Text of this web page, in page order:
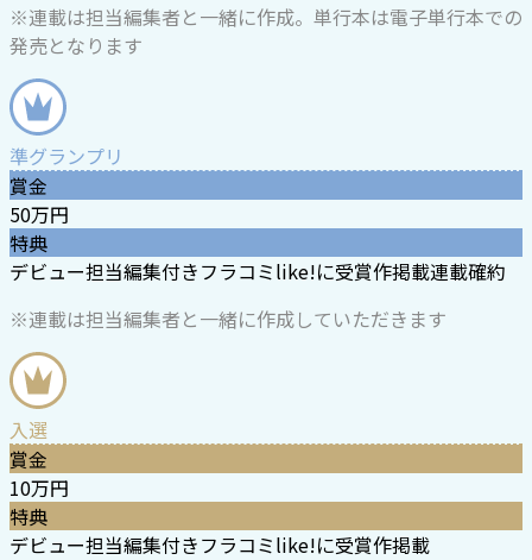
※連載は担当編集者と一緒に作成。単行本は電子単行本での
発売となります
準グランプリ
賞金
50万円
特典
デビュー担当編集付きフラコミlike!に受賞作掲載連載確約
※連載は担当編集者と一緒に作成していただきます
入選
賞金
10万円
特典
デビュー担当編集付きフラコミlike!に受賞作掲載